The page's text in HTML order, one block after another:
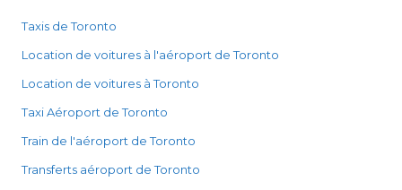
Taxis de Toronto
Location de voitures à l'aéroport de Toronto
Location de voitures à Toronto
Taxi Aéroport de Toronto
Train de l'aéroport de Toronto
Transferts aéroport de Toronto